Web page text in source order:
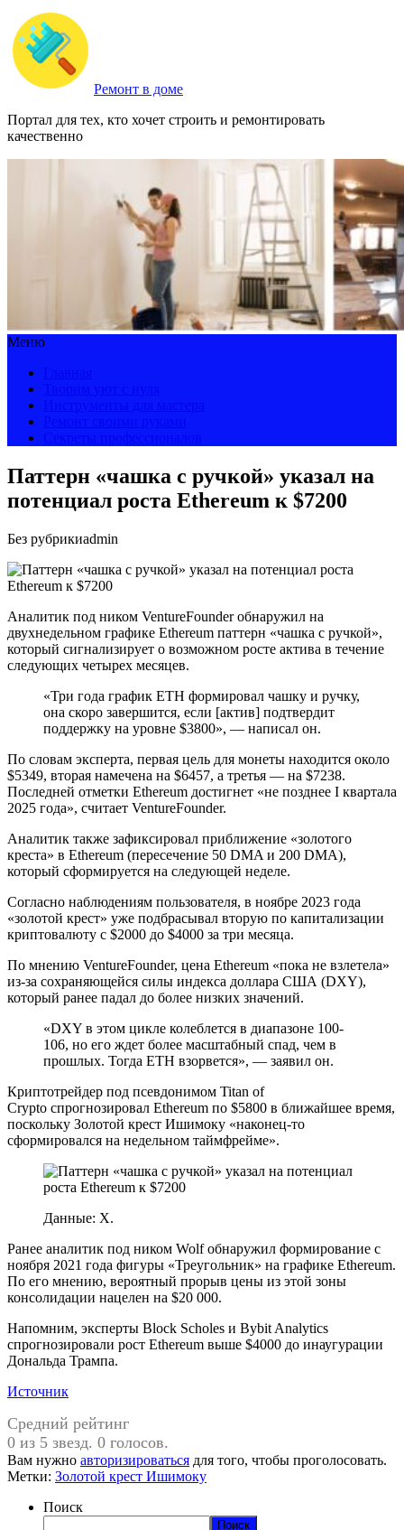
Ремонт в доме
Портал для тех, кто хочет строить и ремонтировать
качественно
Меню
Паттерн «чашка с ручкой» указал на
потенциал роста Ethereum к $7200
Без рубрикиadmin
Аналитик под ником VentureFounder обнаружил на
двухнедельном графике Ethereum паттерн «чашка с ручкой»,
который сигнализирует о возможном росте актива в течение
следующих четырех месяцев.
«Три года график ETH формировал чашку и ручку,
она скоро завершится, если [актив] подтвердит
поддержку на уровне $3800», — написал он.
По словам эксперта, первая цель для монеты находится около
$5349, вторая намечена на $6457, а третья — на $7238.
Последней отметки Ethereum достигнет «не позднее I квартала
2025 года», считает VentureFounder.
Аналитик также зафиксировал приближение «золотого
креста» в Ethereum (пересечение 50 DMA и 200 DMA),
который сформируется на следующей неделе.
Согласно наблюдениям пользователя, в ноябре 2023 года
«золотой крест» уже подбрасывал вторую по капитализации
криптовалюту с $2000 до $4000 за три месяца.
По мнению VentureFounder, цена Ethereum «пока не взлетела»
из-за сохраняющейся силы индекса доллара США (DXY),
который ранее падал до более низких значений.
«DXY в этом цикле колеблется в диапазоне 100-
106, но его ждет более масштабный спад, чем в
прошлых. Тогда ETH взорвется», — заявил он.
Криптотрейдер под псевдонимом Titan of
Crypto спрогнозировал Ethereum по $5800 в ближайшее время,
поскольку Золотой крест Ишимоку «наконец-то
сформировался на недельном таймфрейме».
Данные: X.
Ранее аналитик под ником Wolf обнаружил формирование с
ноября 2021 года фигуры «Треугольник» на графике Ethereum.
По его мнению, вероятный прорыв цены из этой зоны
консолидации нацелен на $20 000.
Напомним, эксперты Block Scholes и Bybit Analytics
спрогнозировали рост Ethereum выше $4000 до инаугурации
Дональда Трампа.
Источник
Средний рейтинг
0 из 5 звезд. 0 голосов.
Вам нужно авторизироваться для того, чтобы проголосовать.
Метки: Золотой крест Ишимоку
Поиск
Поиск